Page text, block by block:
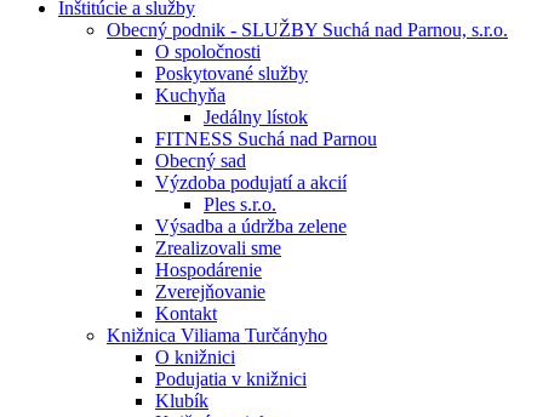
Inštitúcie a služby
Obecný podnik - SLUŽBY Suchá nad Parnou, s.r.o.
O spoločnosti
Poskytované služby
Kuchyňa
Jedálny lístok
FITNESS Suchá nad Parnou
Obecný sad
Výzdoba podujatí a akcií
Ples s.r.o.
Výsadba a údržba zelene
Zrealizovali sme
Hospodárenie
Zverejňovanie
Kontakt
Knižnica Viliama Turčányho
O knižnici
Podujatia v knižnici
Klubík